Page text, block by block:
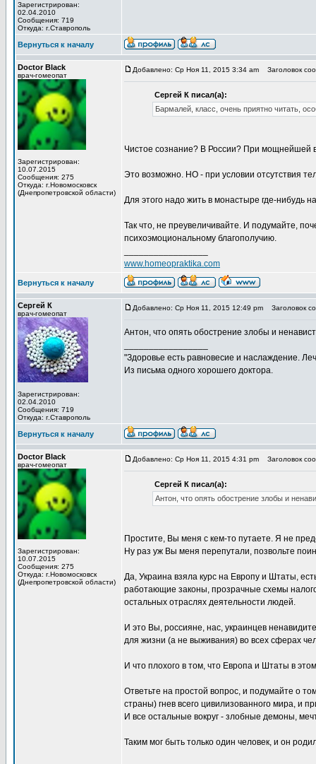
Зарегистрирован:
02.04.2010
Сообщения: 719
Откуда: г.Ставрополь
Вернуться к началу
Doctor Black
врач-гомеопат
Зарегистрирован:
10.07.2015
Сообщения: 275
Откуда: г.Новомосковск
(Днепропетровской области)
Добавлено: Ср Ноя 11, 2015 3:34 am Заголовок
Сергей К писал(а):
Бармалей, класс, очень приятно читать,
Чистое сознание? В России? При мощнейшей
Это возможно. НО - при условии отсутствия
Для этого надо жить в монастыре где-нибудь
Так что, не преувеличивайте. И подумайте,
психоэмоциональному благополучию.
www.homeopraktika.com
Вернуться к началу
Сергей К
врач-гомеопат
Зарегистрирован:
02.04.2010
Сообщения: 719
Откуда: г.Ставрополь
Добавлено: Ср Ноя 11, 2015 12:49 pm Заголовок
Антон, что опять обострение злобы и
"Здоровье есть равновесие и наслаждение.
Из письма одного хорошего доктора.
Вернуться к началу
Doctor Black
врач-гомеопат
Зарегистрирован:
10.07.2015
Сообщения: 275
Откуда: г.Новомосковск
(Днепропетровской области)
Добавлено: Ср Ноя 11, 2015 4:31 pm Заголовок
Сергей К писал(а):
Антон, что опять обострение злобы и
Простите, Вы меня с кем-то путаете. Я не
Ну раз уж Вы меня перепутали, позвольте
Да, Украина взяла курс на Европу и Штаты,
работающие законы, прозрачные схемы
остальных отраслях деятельности людей.
И это Вы, россияне, нас, украинцев
для жизни (а не выживания) во всех сферах
И что плохого в том, что Европа и Штаты в
Ответьте на простой вопрос, и подумайте о
страны) гнев всего цивилизованного мира, и
И все остальные вокруг - злобные демоны,
Таким мог быть только один человек, и он